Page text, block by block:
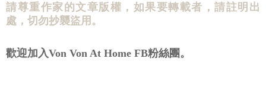
請尊重作家的文章版權，如果要轉載者，請註明出
處，切勿抄襲盜用。
歡迎加入Von Von At Home FB粉絲團。